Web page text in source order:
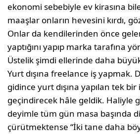
ekonomi sebebiyle ev kirasına
maaşlar onların hevesini kırdı,
Onlar da kendilerinden önce
yaptığını yapıp marka tarafına
Üstelik şimdi ellerinde daha
Yurt dışına freelance iş yapmak.
gidince yurt dışına yapılan tek bir
geçindirecek hâle geldik. Haliyle
deyimle tüm gün masa başında
çürütmektense “İki tane daha